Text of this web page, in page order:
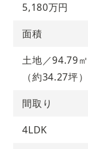
5,180万円
面積
土地／94.79
（約34.27坪）
間取り
4LDK